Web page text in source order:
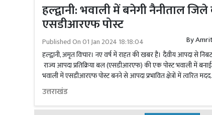
हल्द्वानी: भवाली में बनेगी नैनीताल
एसडीआरएफ पोस्ट
Published On01 Jan 2024 18:18:04 By
हल्द्वानी, अमृत विचार। नए वर्ष में राहत की खबर है। दैवीय आपदा से
राज्य आपदा प्रतिक्रिया बल (एसडीआरएफ) की एक पोस्ट भवाली में बनाई
भवाली में एसडीआरएफ पोस्ट बनने से आपदा प्रभावित क्षेत्रों में त्वरित
उत्तराखंड